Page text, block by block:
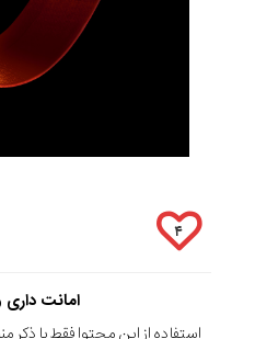
۴
امانت داری
استفاده از این محتوا فقط با ذکر